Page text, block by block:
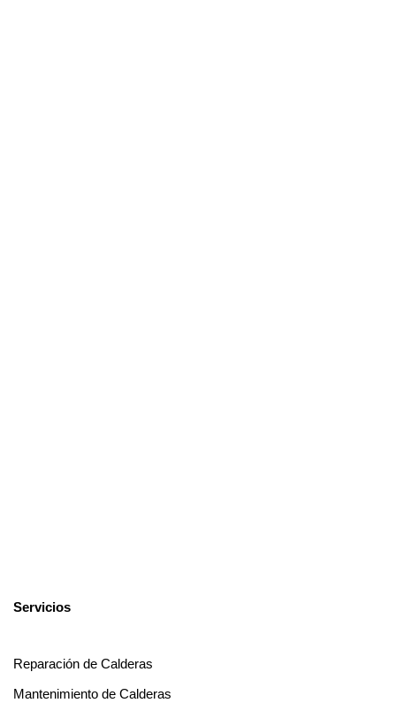
Servicios
Reparación de Calderas
Mantenimiento de Calderas